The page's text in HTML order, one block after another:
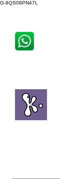
G-9QS08PN47L